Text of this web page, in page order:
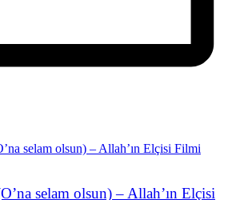
selam olsun) – Allah’ın Elçisi